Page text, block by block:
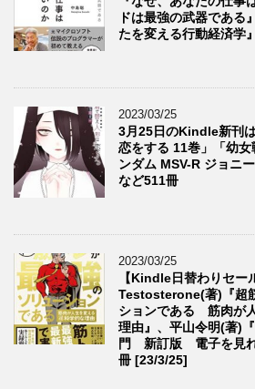
ドは最強の武器である
たを変える行動経済学
2023/03/25
3月25日のKindle新刊
恋をする 11巻」「幼
ンダム MSV-R ジョニ
など511冊
2023/03/25
【Kindle日替わりセー
Testosterone(著)『超
ションである 筋肉が
理由』、平山令明(著)
門 新訂版 電子を見
冊 [23/3/25]